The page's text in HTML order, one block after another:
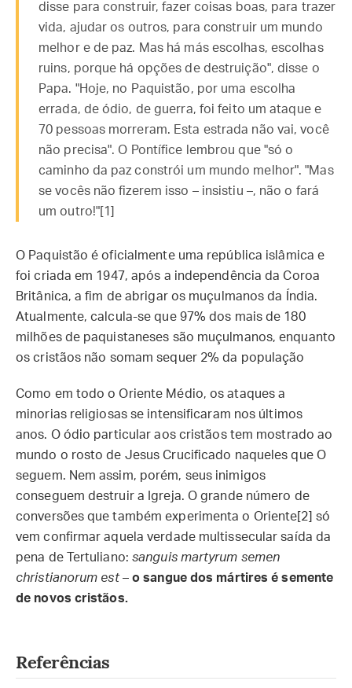
disse para construir, fazer coisas boas, para trazer
vida, ajudar os outros, para construir um mundo
melhor e de paz. Mas há más escolhas, escolhas
ruins, porque há opções de destruição", disse o
Papa. "Hoje, no Paquistão, por uma escolha
errada, de ódio, de guerra, foi feito um ataque e
70 pessoas morreram. Esta estrada não vai, você
não precisa". O Pontífice lembrou que "só o
caminho da paz constrói um mundo melhor". "Mas
se vocês não fizerem isso – insistiu –, não o fará
um outro!"[1]
O Paquistão é oficialmente uma república islâmica e
foi criada em 1947, após a independência da Coroa
Britânica, a fim de abrigar os muçulmanos da Índia.
Atualmente, calcula-se que 97% dos mais de 180
milhões de paquistaneses são muçulmanos, enquanto
os cristãos não somam sequer 2% da população
Como em todo o Oriente Médio, os ataques a
minorias religiosas se intensificaram nos últimos
anos. O ódio particular aos cristãos tem mostrado ao
mundo o rosto de Jesus Crucificado naqueles que O
seguem. Nem assim, porém, seus inimigos
conseguem destruir a Igreja. O grande número de
conversões que também experimenta o Oriente[2] só
vem confirmar aquela verdade multissecular saída da
pena de Tertuliano: sanguis martyrum semen
christianorum est–o sangue dos mártires é semente
de novos cristãos.
Referências